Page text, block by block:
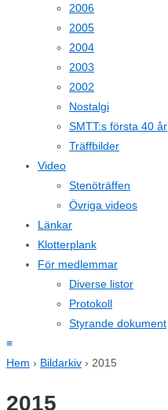
2006
2005
2004
2003
2002
Nostalgi
SMTT:s första 40 år
Träffbilder
Video
Stenöträffen
Övriga videos
Länkar
Klotterplank
För medlemmar
Diverse listor
Protokoll
Styrande dokument
≡
Hem › Bildarkiv › 2015
2015